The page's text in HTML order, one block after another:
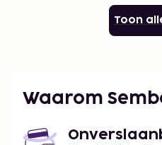
Toon
Waarom